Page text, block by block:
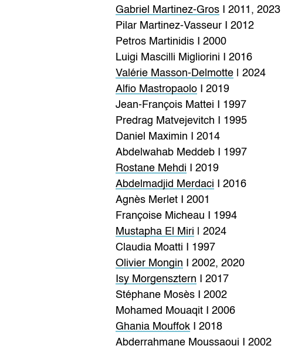
Gabriel Martinez-GrosI 2011, 2023
Pilar Martinez-Vasseur I 2012
Petros Martinidis I 2000
Luigi Mascilli Migliorini I 2016
Valérie Masson-Delmotte| 2024
Alfio MastropaoloI 2019
Jean-François Mattei I 1997
Predrag Matvejevitch I 1995
Daniel Maximin I 2014
Abdelwahab Meddeb I 1997
Rostane Mehdi I 2019
Abdelmadjid Merdaci I 2016
Agnès Merlet I 2001
Françoise Micheau I 1994
Mustapha El Miri | 2024
Claudia Moatti I 1997
Olivier Mongin I 2002, 2020
Isy Morgensztern I 2017
Stéphane Mosès I 2002
Mohamed Mouaqit I 2006
Ghania MouffokI 2018
Abderrahmane Moussaoui I 2002